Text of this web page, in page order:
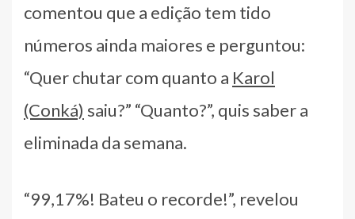
comentou que a edição tem tido
números ainda maiores e perguntou:
“Quer chutar com quanto a Karol
(Conká) saiu?” “Quanto?”, quis saber a
eliminada da semana.
“99,17%! Bateu o recorde!”, revelou